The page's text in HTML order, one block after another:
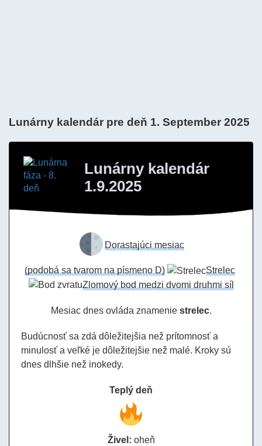
Lunárny kalendár pre deň 1. September 2025
Lunárny kalendár
1.9.2025
Dorastajúci mesiac
(podobá sa tvarom na písmeno D)
Strelec
Zlomový bod medzi dvomi druhmi síl
Mesiac dnes ovláda znamenie strelec.
Budúcnosť sa zdá dôležitejšia než prítomnosť a
minulosť a veľké je dôležitejšie než malé. Kroky sú
dnes dlhšie než inokedy.
Teplý deň
Živel: oheň